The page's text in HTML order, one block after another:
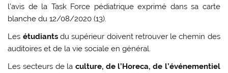
l’avis de la Task Force pédiatrique exprimé dans sa carte
blanche du 12/08/2020 (13).
Les étudiantsdu supérieur doivent retrouver le chemin des
auditoires et de la vie sociale en général.
Les secteurs de la culture, de l’Horeca, de l’événementiel